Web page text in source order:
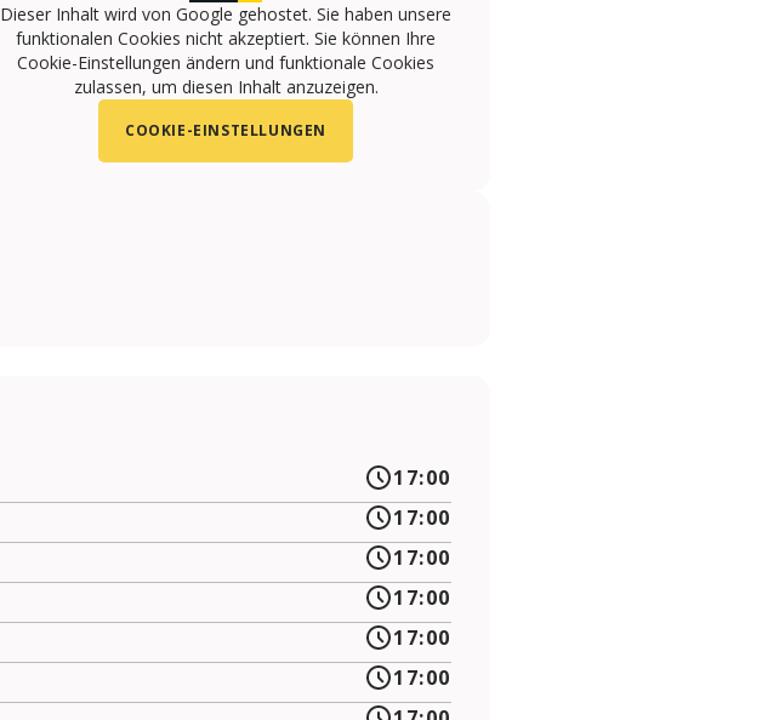
Dieser Inhalt wird von Google gehostet. Sie haben unsere
funktionalen Cookies nicht akzeptiert. Sie können Ihre
Cookie-Einstellungen ändern und funktionale Cookies
zulassen, um diesen Inhalt anzuzeigen.
COOKIE-EINSTELLUNGEN
17:00
17:00
17:00
17:00
17:00
17:00